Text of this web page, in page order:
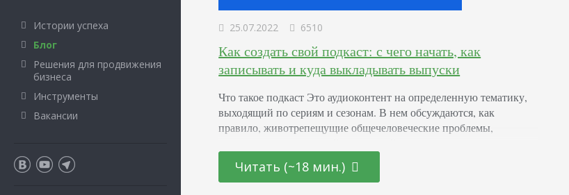
25.07.2022 6510
Как создать свой подкаст: с чего начать, как
записывать и куда выкладывать выпуски
Что такое подкаст Это аудиоконтент на определенную тематику,
выходящий по сериям и сезонам. В нем обсуждаются, как
правило, животрепещущие общечеловеческие проблемы,
рассказываются истории о знаменитых людях и событиях;
длительность каждого эпизода более или менее одинаковая,
Читать (~18 мин.)
Истории успеха
Блог
Решения для продвижения
бизнеса
Инструменты
Вакансии